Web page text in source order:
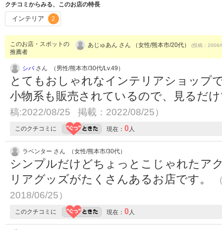
クチコミからみる、このお店の特長
インテリア 2
このお店・スポットの
推薦者
あじゅあん さん （女性/熊本市/20代） (投稿：
シバさん （男性/熊本市/30代/Lv.49）
とてもおしゃれなインテリアショップ
小物系も販売されているので、見るだ
稿:2022/08/25 掲載：2022/08/25）
このクチコミに 現在： 0 人
ラベンター さん （女性/熊本市/30代）
シンプルだけどちょっとこじゃれたア
リアグッズがたくさんあるお店です。
2018/06/25）
このクチコミに 現在： 0 人